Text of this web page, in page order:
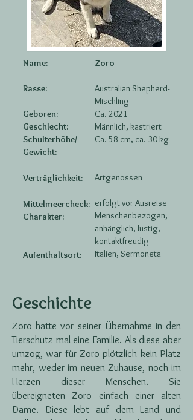
Name:
Rasse:
Geboren:
Geschlecht:
Schulterhöhe/
Gewicht:
Verträglichkeit:
Mittelmeercheck:
Charakter:
Aufenthaltsort:
Zoro
Australian Shepherd-
Mischling
Ca. 2021
Männlich, kastriert
Ca. 58 cm, ca. 30 kg
Artgenossen
erfolgt vor Ausreise
Menschenbezogen,
anhänglich, lustig,
kontaktfreudig
Italien, Sermoneta
Geschichte
Zoro hatte vor seiner Übernahme in den
Tierschutz mal eine Familie. Als diese aber
umzog, war für Zoro plötzlich kein Platz
mehr, weder im neuen Zuhause, noch im
Herzen dieser Menschen. Sie
übereigneten Zoro einfach einer alten
Dame. Diese lebt auf dem Land und